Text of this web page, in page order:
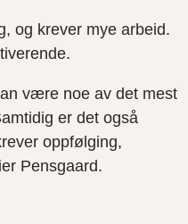
og krever mye arbeid.
være noe av det mest
er det også
oppfølging,
Pensgaard.